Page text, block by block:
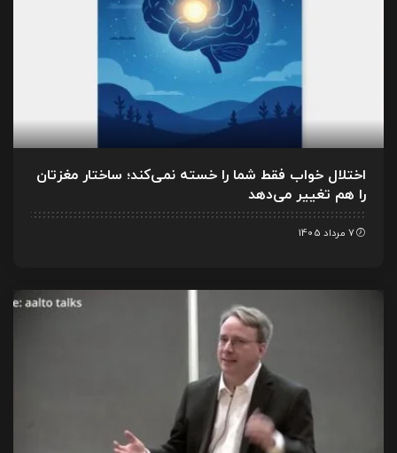
اختلال خواب فقط شما را خسته نمی‌کند؛ ساختار مغزتان
را هم تغییر می‌دهد
7 مرداد 1405